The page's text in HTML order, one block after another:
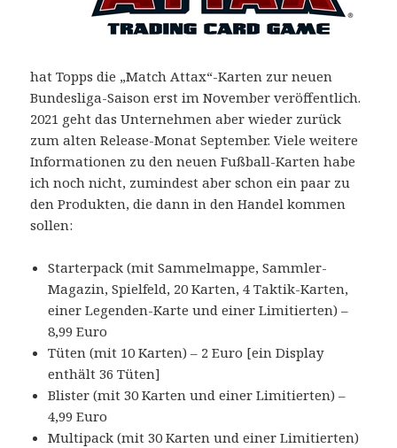
hat Topps die „Match Attax“-Karten zur neuen
Bundesliga-Saison erst im November veröffentlich.
2021 geht das Unternehmen aber wieder zurück
zum alten Release-Monat September. Viele weitere
Informationen zu den neuen Fußball-Karten habe
ich noch nicht, zumindest aber schon ein paar zu
den Produkten, die dann in den Handel kommen
sollen:
Starterpack (mit Sammelmappe, Sammler-
Magazin, Spielfeld, 20 Karten, 4 Taktik-Karten,
einer Legenden-Karte und einer Limitierten) –
8,99 Euro
Tüten (mit 10 Karten) – 2 Euro [ein Display
enthält 36 Tüten]
Blister (mit 30 Karten und einer Limitierten) –
4,99 Euro
Multipack (mit 30 Karten und einer Limitierten)